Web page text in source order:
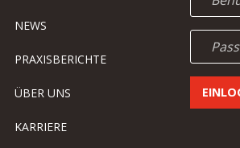
NEWS
PRAXISBERICHTE
ÜBER UNS
KARRIERE